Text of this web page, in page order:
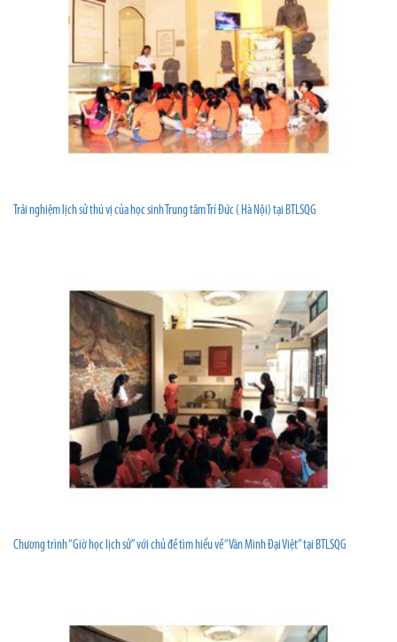
Trải nghiệm lịch sử thú vị của học sinh Trung tâm Trí Đức ( Hà Nội) tại BTLSQG
Chương trình “Giờ học lịch sử” với chủ đề tìm hiểu về “Văn Minh Đại Việt” tại BTLSQG